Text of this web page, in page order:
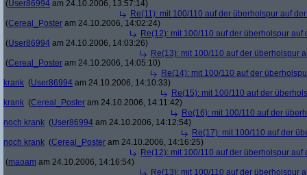
(User86994 am 24.10.2006, 13:57:14)
Re(11): mit 100/110 auf der überholspur auf
(Cereal_Poster am 24.10.2006, 14:02:24)
Re(12): mit 100/110 auf der überholspur
(User86994 am 24.10.2006, 14:03:26)
Re(13): mit 100/110 auf der überholspur
(Cereal_Poster am 24.10.2006, 14:05:10)
Re(14): mit 100/110 auf der
krank (User86994 am 24.10.2006, 14:10:33)
Re(15): mit 100/110 auf der
krank (Cereal_Poster am 24.10.2006, 14:11:42)
Re(16): mit 100/110 auf der
noch krank (User86994 am 24.10.2006, 14:12:54)
Re(17): mit 100/110 auf der
noch krank (Cereal_Poster am 24.10.2006, 14:16:25)
Re(12): mit 100/110 auf der überholspur
(maoam am 24.10.2006, 14:16:54)
Re(13): mit 100/110 auf der überholspur